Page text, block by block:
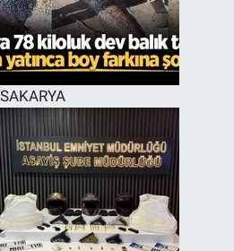
SAKARYA
EĞİTİM
ÖZEL HABER
HALK54 PANORAMA